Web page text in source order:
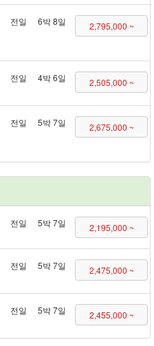
전일 6박 8일 2,795,000 ~
전일 4박 6일 2,505,000 ~
전일 5박 7일 2,675,000 ~
전일 5박 7일 2,195,000 ~
전일 5박 7일 2,475,000 ~
전일 5박 7일 2,455,000 ~